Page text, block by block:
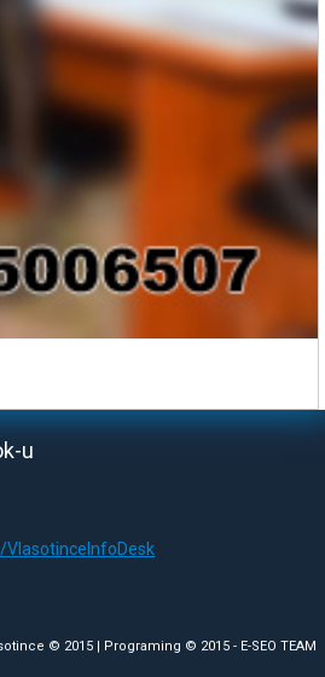
u
© 2015 | Programing © 2015 - E-SEO TEAM